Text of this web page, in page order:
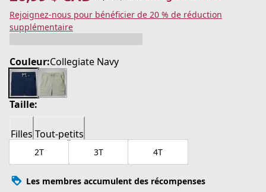
Rejoignez-nous pour bénéficier de 20 % de réduction
supplémentaire
Couleur:Collegiate Navy
Taille:
Filles Tout-petits
2T 3T 4T
Les membres accumulent des récompenses